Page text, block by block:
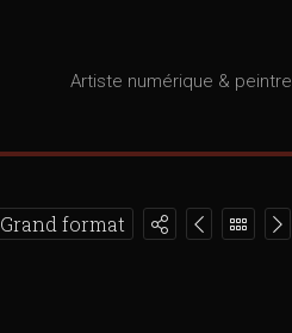
Artiste numérique & peintre
Grand format